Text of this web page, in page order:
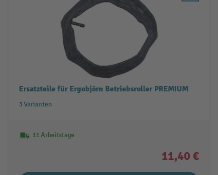
Ersatzteile für Ergobjörn Betriebsroller PREMIUM
3 Varianten
11 Arbeitstage
11,40 €